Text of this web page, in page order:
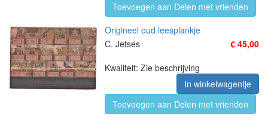
Toevoegen aan Delen met vrienden
Origineel oud leesplankje
C. Jetses
€ 45,00
Kwaliteit: Zie beschrijving
In winkelwagentje
Toevoegen aan Delen met vrienden